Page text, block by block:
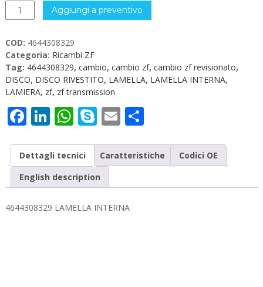
4644308329
LAMELLA
quantità
Aggiungi a preventivo
COD: 4644308329
Categoria: Ricambi ZF
Tag: 4644308329, cambio, cambio zf, cambio zf revisionato,
DISCO, DISCO RIVESTITO, LAMELLA, LAMELLA INTERNA,
LAMIERA, zf, zf transmission
Facebook
LinkedIn
WhatsApp
Skype
EmailCondividi
Dettagli tecnici Caratteristiche
Codici OE
English description
4644308329 LAMELLA INTERNA